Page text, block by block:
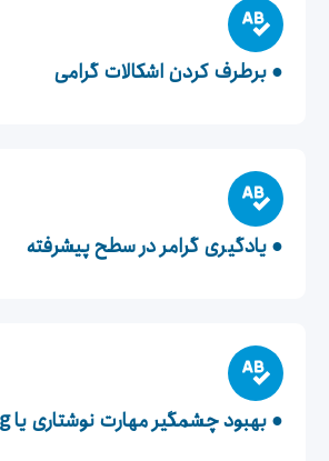
● برطرف کردن اشکالات گرامی
● یادگیری گرامر در سطح پیشرفته
● بهبود چشمگیر مهارت نوشتاری یا Writing